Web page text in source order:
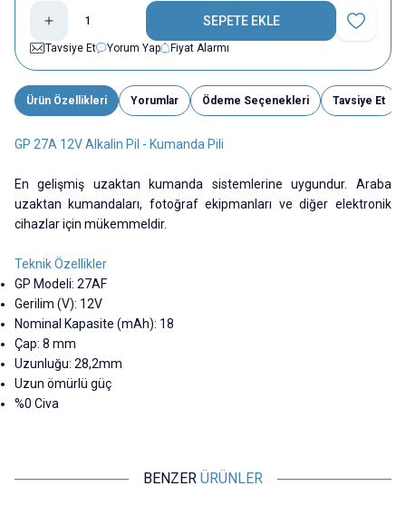
SEPETE EKLE
Favoriye
Tavsiye Et
Yorum Yap Fiyat Alarmı
Ürün Özellikleri Yorumlar Ödeme Seçenekleri Tavsiye Et
GP 27A 12V Alkalin Pil - Kumanda Pili
En gelişmiş uzaktan kumanda sistemlerine uygundur. Araba
uzaktan kumandaları, fotoğraf ekipmanları ve diğer elektronik
cihazlar için mükemmeldir.
Teknik Özellikler
GP Modeli: 27AF
Gerilim (V): 12V
Nominal Kapasite (mAh): 18
Çap: 8 mm
Uzunluğu: 28,2mm
Uzun ömürlü güç
%0 Civa
BENZER ÜRÜNLER